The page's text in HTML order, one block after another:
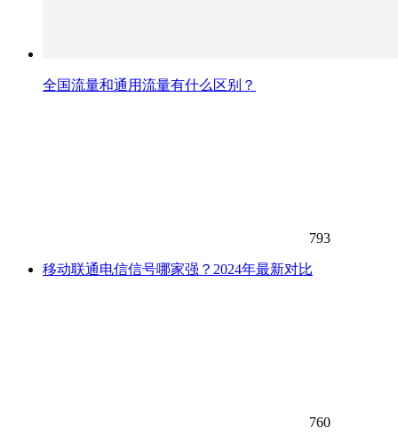
全国流量和通用流量有什么区别？
793
移动联通电信信号哪家强？2024年最新对比
760